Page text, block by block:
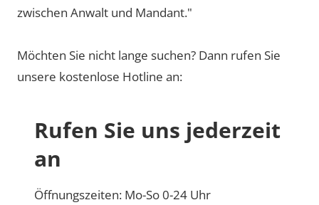
zwischen Anwalt und Mandant."
Möchten Sie nicht lange suchen? Dann rufen Sie
unsere kostenlose Hotline an:
Rufen Sie uns jederzeit
an
Öffnungszeiten: Mo-So 0-24 Uhr